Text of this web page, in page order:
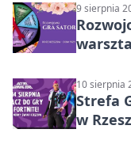
9 sierpnia
10 sierpnia
Strefa
w